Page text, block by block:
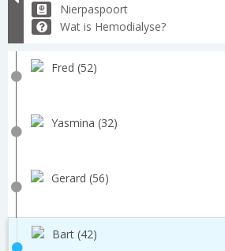
Nierpaspoort
Wat is Hemodialyse?
Fred (52)
Yasmina (32)
Gerard (56)
Bart (42)